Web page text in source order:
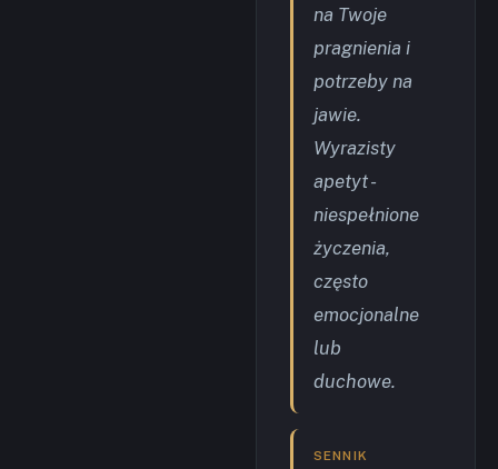
na Twoje
pragnienia i
potrzeby na
jawie.
Wyrazisty
apetyt -
niespełnione
życzenia,
często
emocjonalne
lub
duchowe.
SENNIK